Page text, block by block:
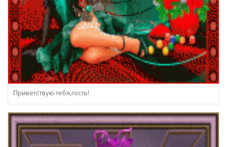
Приветствую тебя,гость!